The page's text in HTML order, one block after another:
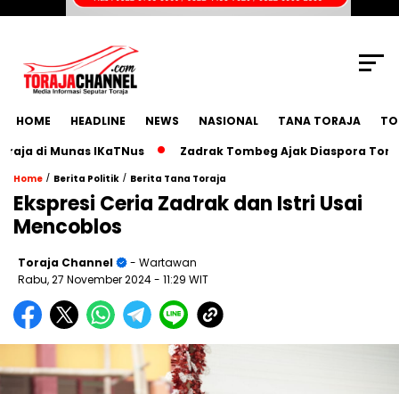
HOME HEADLINE NEWS NASIONAL TANA TORAJA
Munas IKaTNus
Zadrak Tombeg Ajak Diaspora Toraja
Home / Berita Politik / Berita Tana Toraja
Ekspresi Ceria Zadrak dan Istri Usai
Mencoblos
Toraja Channel
- Wartawan
Rabu, 27 November 2024- 11:29 WIT